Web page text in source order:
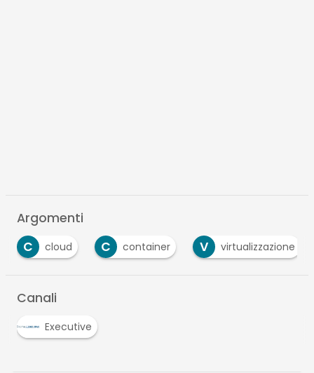
Argomenti
C
container V virtualizzazione V VMware
Canali
Executive